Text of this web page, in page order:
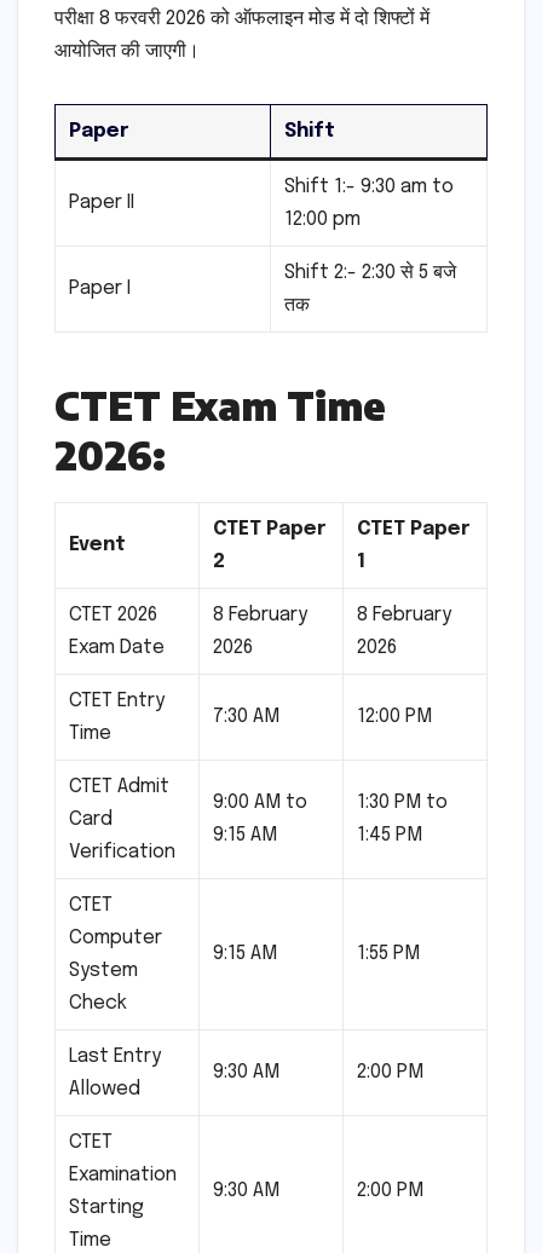
परीक्षा 8 फरवरी 2026 को ऑफलाइन मोड में दो शिफ्टों में
आयोजित की जाएगी।
Paper Shift
Paper II
Shift 1:- 9:30 am to
12:00 pm
Paper I
Shift 2:- 2:30 से 5 बजे
तक
CTET Exam Time
2026:
Event
CTET Paper
2
CTET Paper
1
CTET 2026
Exam Date
8 February
2026
8 February
2026
CTET Entry
Time
7:30 AM 12:00 PM
CTET Admit
Card
Verification
9:00 AM to
9:15 AM
1:30 PM to
1:45 PM
CTET
Computer
System
Check
9:15 AM 1:55 PM
Last Entry
Allowed
9:30 AM 2:00 PM
CTET
Examination
Starting
Time
9:30 AM 2:00 PM